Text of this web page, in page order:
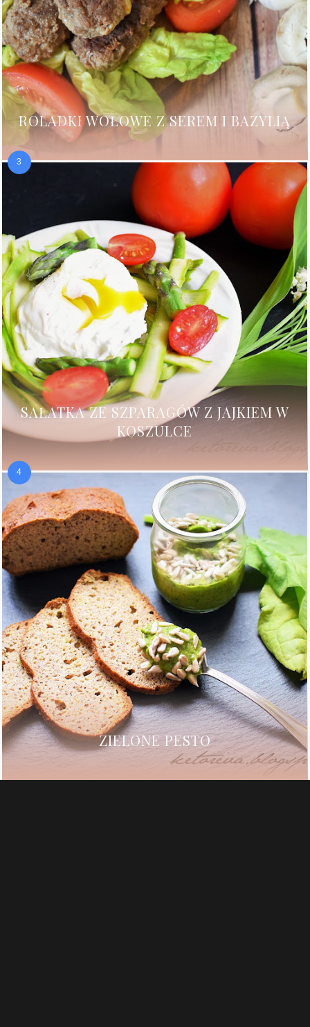
ROLADKI WOŁOWE Z SEREM I BAZYLIĄ
SAŁATKA ZE SZPARAGÓW Z JAJKIEM W
KOSZULCE
ZIELONE PESTO